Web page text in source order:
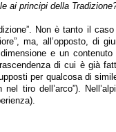
ai principi della
Non è tanto il
ma, all’opposto, di
e un contenuto
di cui è già
per qualcosa di
tiro dell’arco”).